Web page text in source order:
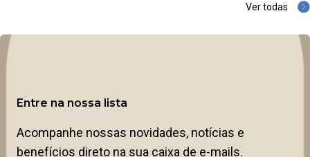
Ver todas
Entre na nossa lista
Acompanhe nossas novidades, notícias e
benefícios direto na sua caixa de e-mails.